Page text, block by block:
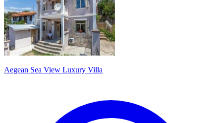
Aegean Sea View Luxury Villa